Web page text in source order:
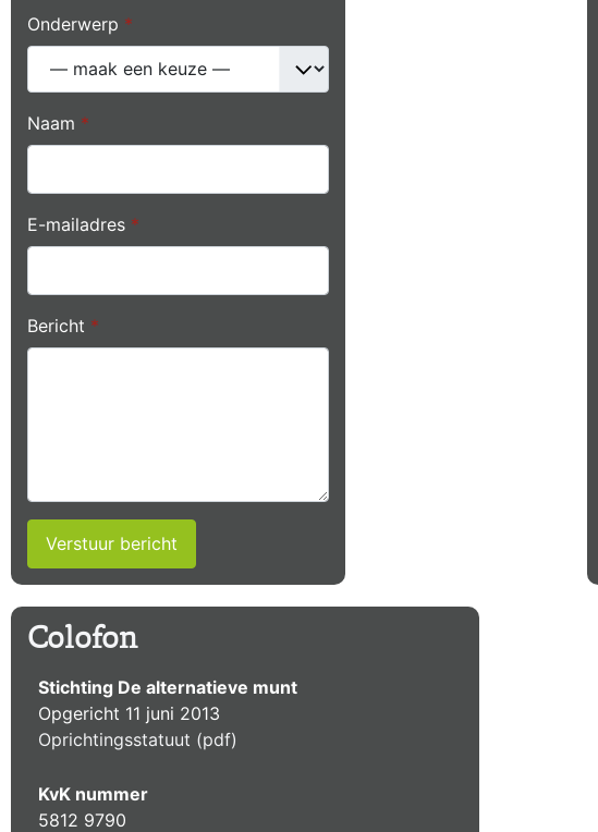
Onderwerp *
Naam *
E-mailadres *
Bericht *
Verstuur bericht
Colofon
Stichting De alternatieve munt
Opgericht 11 juni 2013
Oprichtingsstatuut (pdf)
KvK nummer
5812 9790